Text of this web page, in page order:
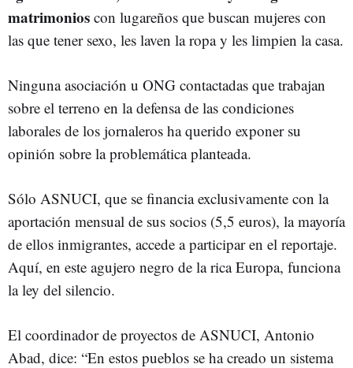
matrimonios con lugareños que buscan mujeres con
las que tener sexo, les laven la ropa y les limpien la casa.
Ninguna asociación u ONG contactadas que trabajan
sobre el terreno en la defensa de las condiciones
laborales de los jornaleros ha querido exponer su
opinión sobre la problemática planteada.
Sólo ASNUCI, que se financia exclusivamente con la
aportación mensual de sus socios (5,5 euros), la mayoría
de ellos inmigrantes, accede a participar en el reportaje.
Aquí, en este agujero negro de la rica Europa, funciona
la ley del silencio.
El coordinador de proyectos de ASNUCI, Antonio
Abad, dice: “En estos pueblos se ha creado un sistema